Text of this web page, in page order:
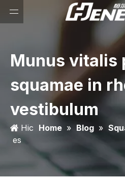
Munus vitalis
squamae in
vestibulum
Hic Home » Blog »
es